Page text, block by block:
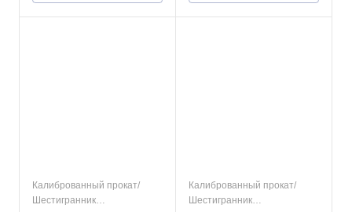
Калиброванный прокат/
Шестигранник
Калиброванный прокат/
Шестигранник